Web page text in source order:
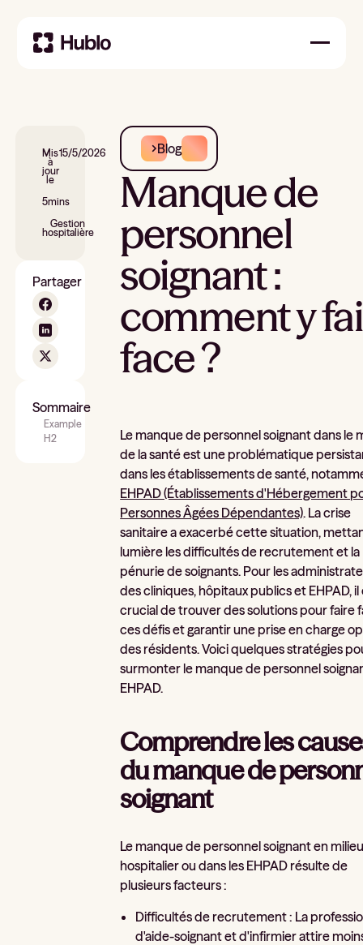
Mis
à
jour
le
15/5/2026
5mins
Gestion
hospitalière
Partager
Sommaire
Example
H2
Blog
Manque de
personnel
soignant :
comment y
face ?
Le manque de personnel soignant dans le
de la santé est une problématique
dans les établissements de santé,
EHPAD (Établissements d'Hébergement
Personnes Âgées Dépendantes). La crise
sanitaire a exacerbé cette situation,
lumière les difficultés de recrutement et la
pénurie de soignants. Pour les
des cliniques, hôpitaux publics et EHPAD, il
crucial de trouver des solutions pour faire
ces défis et garantir une prise en charge
des résidents. Voici quelques stratégies
surmonter le manque de personnel
EHPAD.
Comprendre les
du manque de
soignant
Le manque de personnel soignant en
hospitalier ou dans les EHPAD résulte de
plusieurs facteurs :
Difficultés de recrutement : La
d'aide-soignant et d'infirmier attire